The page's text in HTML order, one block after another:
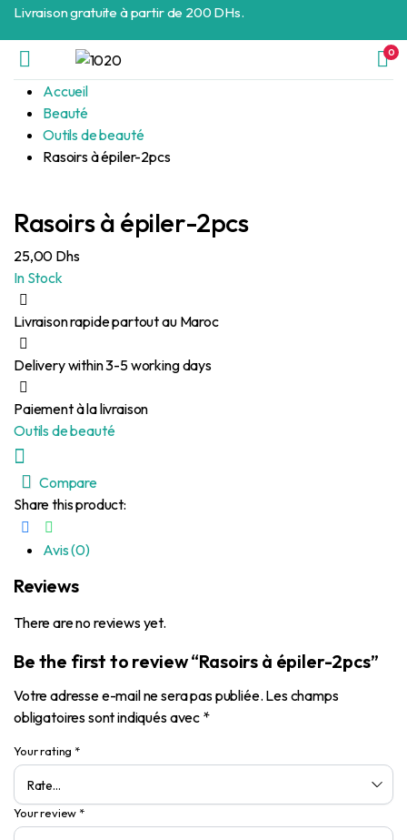
Livraison gratuite à partir de 200 DHs.
0
Accueil
Beauté
Outils de beauté
Rasoirs à épiler-2pcs
Rasoirs à épiler-2pcs
25,00 Dhs
In Stock
Livraison rapide partout au Maroc
Delivery within 3-5 working days
Paiement à la livraison
Outils de beauté
Compare
Share this product:
Avis (0)
Reviews
There are no reviews yet.
Be the first to review “Rasoirs à épiler-2pcs”
Votre adresse e-mail ne sera pas publiée. Les champs
obligatoires sont indiqués avec *
Your rating *
Your review *